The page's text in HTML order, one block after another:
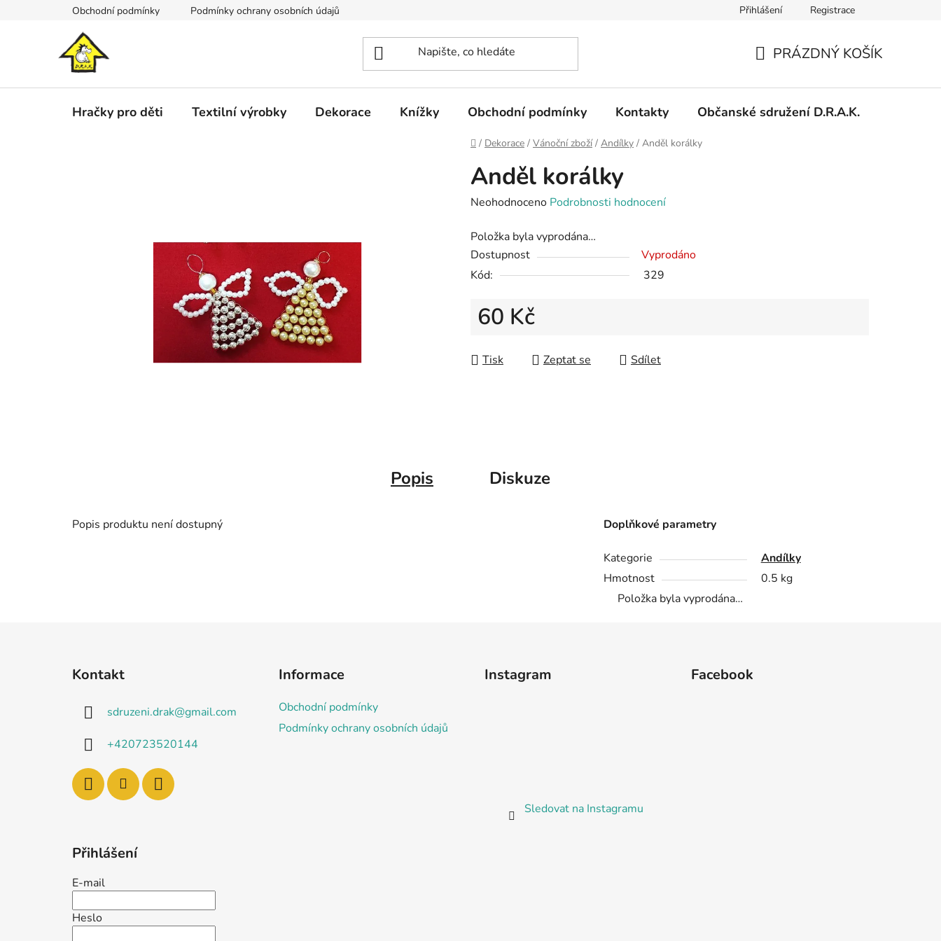
Obchodní podmínky Podmínky ochrany osobních údajů Přihlášení Registrace
KOŠÍK
PRÁZDNÝ KOŠÍK
Hračky pro děti Textilní výrobky Dekorace Knížky Obchodní podmínky Kontakty Občanské sdružení D.R.A.K.
Domů
/ Dekorace / Vánoční zboží / Andílky / Anděl korálky
Anděl korálky
Průměrné
produktu
je
0,0
Neohodnoceno Podrobnosti hodnocení
Položka byla vyprodána…
Dostupnost
Vyprodáno
Kód:
329
60 Kč
Tisk
Zeptat se Sdílet
Popis Diskuze
Popis produktu není dostupný Doplňkové parametry
Kategorie
Andílky
Hmotnost
0.5 kg
Položka byla vyprodána…
Kontakt
sdruzeni.drak@gmail.com
+420723520144
Informace
Obchodní podmínky
Podmínky ochrany osobních údajů
Instagram
Sledovat na Instagramu
Facebook
Přihlášení
E-mail
Heslo